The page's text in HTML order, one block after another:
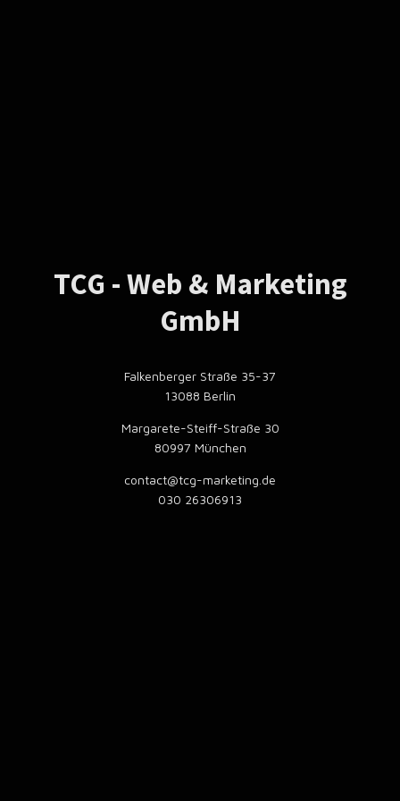
TCG - Web & Marketing
GmbH
Falkenberger Straße 35-37
13088 Berlin
Margarete-Steiff-Straße 30
80997 München
contact@tcg-marketing.de
030 26306913